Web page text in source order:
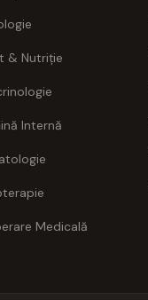
& Nutriție
Internă
Medicală